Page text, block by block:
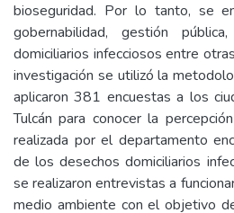
bioseguridad. Por lo tanto, se
gobernabilidad, gestión
domiciliarios infecciosos entre
investigación se utilizó la
aplicaron 381 encuestas a los
Tulcán para conocer la
realizada por el departamento
de los desechos domiciliarios
se realizaron entrevistas a
medio ambiente con el objetivo